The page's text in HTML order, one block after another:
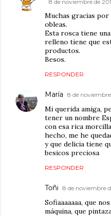
8 de noviembre de
Muchas gracias
obleas.
Esta rosca tiene
relleno tiene que
productos.
Besos.
RESPONDER
María 8 de noviembre
Mi querida amiga,
tener un nombre
con esa rica
hecho, me he
y que delicia tiene
besicos preciosa
RESPONDER
Toñi 8 de noviembre
Sofiaaaaaaa, que
máquina, que